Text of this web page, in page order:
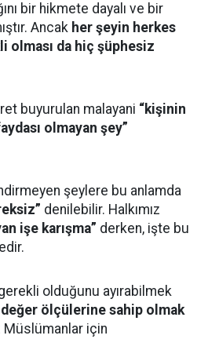
bir hikmete dayalı ve bir
Ancak her şeyin herkes
olması da hiç şüphesiz
buyurulan malayani “kişinin
olmayan şey”
şeylere bu anlamda
denilebilir. Halkımız
işe karışma” derken, işte bu
olduğunu ayırabilmek
ölçülerine sahip olmak
Müslümanlar için